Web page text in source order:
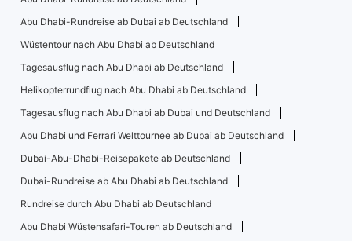
Abu Dhabi-Rundreise ab Dubai ab Deutschland
Wüstentour nach Abu Dhabi ab Deutschland
Tagesausflug nach Abu Dhabi ab Deutschland
Helikopterrundflug nach Abu Dhabi ab Deutschland
Tagesausflug nach Abu Dhabi ab Dubai und Deutschland
Abu Dhabi und Ferrari Welttournee ab Dubai ab Deutschland
Dubai-Abu-Dhabi-Reisepakete ab Deutschland
Dubai-Rundreise ab Abu Dhabi ab Deutschland
Rundreise durch Abu Dhabi ab Deutschland
Abu Dhabi Wüstensafari-Touren ab Deutschland